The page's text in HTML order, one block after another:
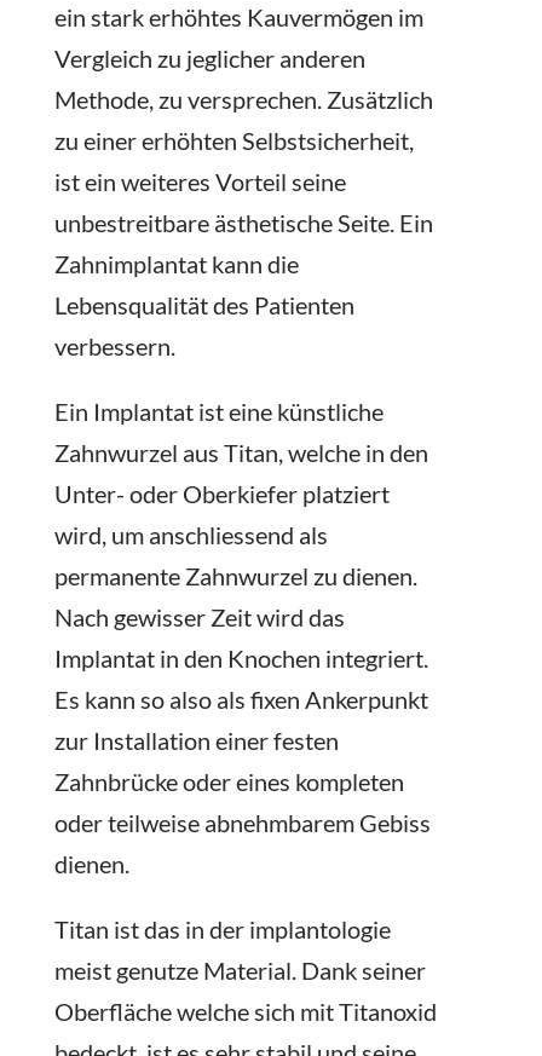
ein stark erhöhtes Kauvermögen im
Vergleich zu jeglicher anderen
Methode, zu versprechen. Zusätzlich
zu einer erhöhten Selbstsicherheit,
ist ein weiteres Vorteil seine
unbestreitbare ästhetische Seite. Ein
Zahnimplantat kann die
Lebensqualität des Patienten
verbessern.
Ein Implantat ist eine künstliche
Zahnwurzel aus Titan, welche in den
Unter- oder Oberkiefer platziert
wird, um anschliessend als
permanente Zahnwurzel zu dienen.
Nach gewisser Zeit wird das
Implantat in den Knochen integriert.
Es kann so also als fixen Ankerpunkt
zur Installation einer festen
Zahnbrücke oder eines kompleten
oder teilweise abnehmbarem Gebiss
dienen.
Titan ist das in der implantologie
meist genutze Material. Dank seiner
Oberfläche welche sich mit Titanoxid